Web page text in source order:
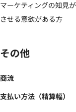
マーケティングの知見
させる意欲がある方
その他
商流
支払い方法（精算幅）